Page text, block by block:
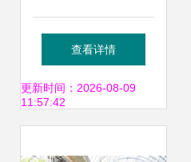
卉配送服务全攻略
打造室内自然生态
查看详情
更新时间：2026-08-09
11:57:42